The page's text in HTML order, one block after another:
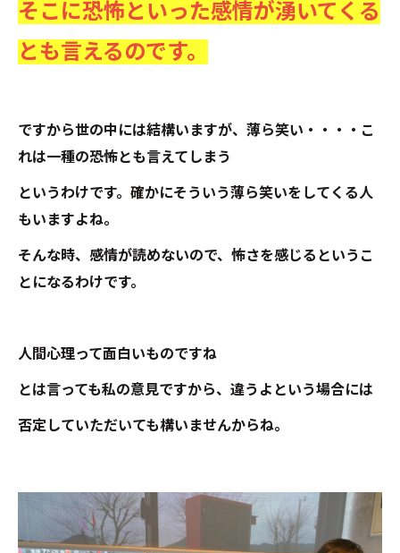
そこに恐怖といった感情が湧いてくる
とも言えるのです。
ですから世の中には結構いますが、薄ら笑い・・・・こ
れは一種の恐怖とも言えてしまう
というわけです。確かにそういう薄ら笑いをしてくる人
もいますよね。
そんな時、感情が読めないので、怖さを感じるというこ
とになるわけです。
人間心理って面白いものですね
とは言っても私の意見ですから、違うよという場合には
否定していただいても構いませんからね。